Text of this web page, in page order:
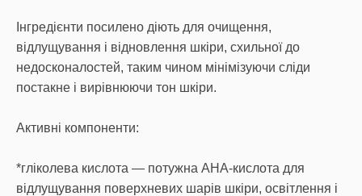
Інгредієнти посилено діють для очищення,
відлущування і відновлення шкіри, схильної до
недосконалостей, таким чином мінімізуючи сліди
постакне і вирівнюючи тон шкіри.
Активні компоненти:
*гліколева кислота — потужна АНА-кислота для
відлущування поверхневих шарів шкіри, освітлення і